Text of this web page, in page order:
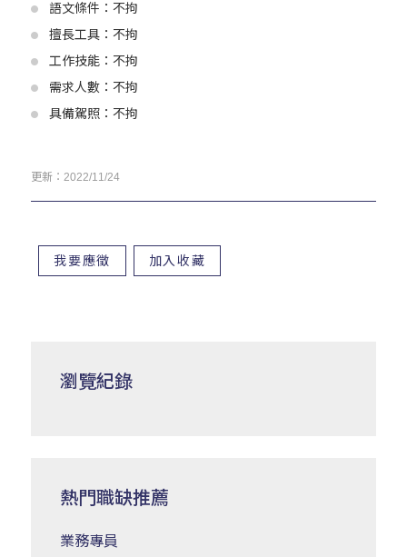
語文條件：不拘
擅長工具：不拘
工作技能：不拘
需求人數：不拘
具備駕照：不拘
更新：2022/11/24
我要應徵 加入收藏
瀏覽紀錄
熱門職缺推薦
業務專員